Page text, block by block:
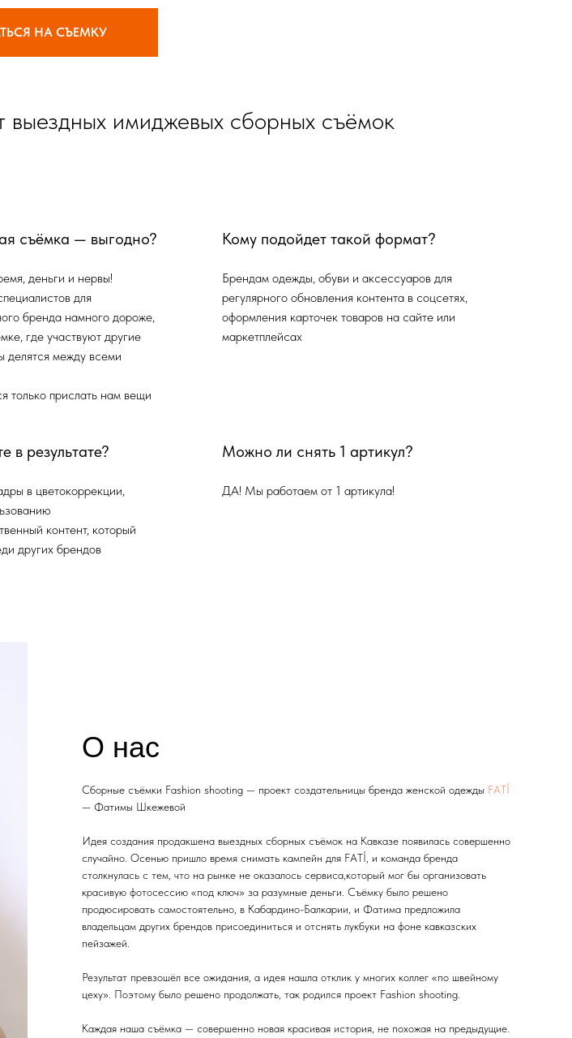
НА СЪЕМКУ
выездных имиджевых сборных съёмок
съёмка — выгодно?
деньги и нервы!
для
бренда намного дороже,
где участвуют другие
делятся между всеми
только прислать нам вещи
Кому подойдет такой формат?
Брендам одежды, обуви и аксессуаров для
регулярного обновления контента в соцсетях,
оформления карточек товаров на сайте или
маркетплейсах
в результате?
в цветокоррекции,
контент, который
других брендов
Можно ли снять 1 артикул?
ДА! Мы работаем от 1 артикула!
О нас
Сборные съёмки Fashion shooting — проект создательницы бренда женской одежды FATÍ
— Фатимы Шкежевой
Идея создания продакшена выездных сборных съёмок на Кавказе появилась совершенно
случайно. Осенью пришло время снимать кампейн для FATÍ, и команда бренда
столкнулась с тем, что на рынке не оказалось сервиса,который мог бы организовать
красивую фотосессию «под ключ» за разумные деньги. Съёмку было решено
продюсировать самостоятельно, в Кабардино-Балкарии, и Фатима предложила
владельцам других брендов присоединиться и отснять лукбуки на фоне кавказских
пейзажей.
Результат превзошёл все ожидания, а идея нашла отклик у многих коллег «по швейному
цеху». Поэтому было решено продолжать, так родился проект Fashion shooting.
Каждая наша съёмка — совершенно новая красивая история, не похожая на предыдущие.